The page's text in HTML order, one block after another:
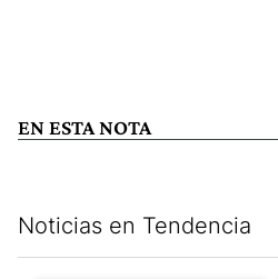
EN ESTA NOTA
Noticias en Tendencia